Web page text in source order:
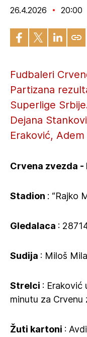
26.4.2026 20:00
Fudbaleri
Partizana
Superlige
Dejana
Eraković,
Crvena zvezda
Stadion : “Rajko
Gledalaca :
Sudija : Miloš
Strelci : Eraković
minutu za Crvenu
Žuti kartoni :